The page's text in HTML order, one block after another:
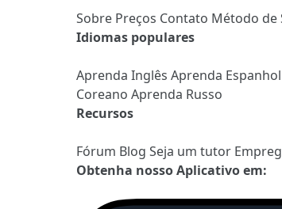
Sobre Preços Contato Método de
Idiomas populares
Aprenda Inglês Aprenda Espanhol
Coreano Aprenda Russo
Recursos
Fórum Blog Seja um tutor
Obtenha nosso Aplicativo em: